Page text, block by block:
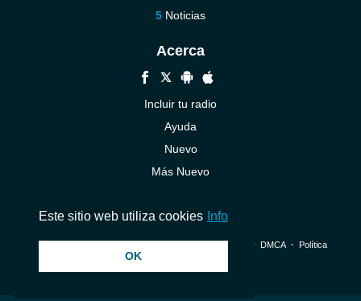
Noticias
Acerca
Incluir tu radio
Ayuda
Nuevo
Más Nuevo
© 2026 InstantAudio. Reservados todos los derechos. ・ DMCA・ Política
Este sitio web utiliza cookies Info
OK